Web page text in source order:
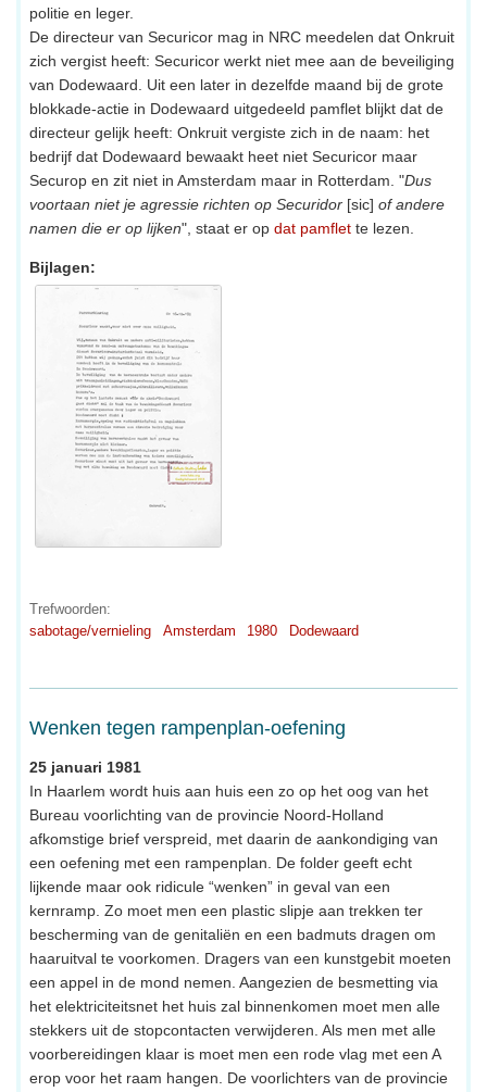
politie en leger.
De directeur van Securicor mag in NRC meedelen dat Onkruit
zich vergist heeft: Securicor werkt niet mee aan de beveiliging
van Dodewaard. Uit een later in dezelfde maand bij de grote
blokkade-actie in Dodewaard uitgedeeld pamflet blijkt dat de
directeur gelijk heeft: Onkruit vergiste zich in de naam: het
bedrijf dat Dodewaard bewaakt heet niet Securicor maar
Securop en zit niet in Amsterdam maar in Rotterdam. "Dus
voortaan niet je agressie richten op Securidor [sic] of andere
namen die er op lijken", staat er op dat pamflet te lezen.
Bijlagen:
Trefwoorden:
sabotage/vernieling
Amsterdam 1980 Dodewaard
Wenken tegen rampenplan-oefening
25 januari 1981
In Haarlem wordt huis aan huis een zo op het oog van het
Bureau voorlichting van de provincie Noord-Holland
afkomstige brief verspreid, met daarin de aankondiging van
een oefening met een rampenplan. De folder geeft echt
lijkende maar ook ridicule “wenken” in geval van een
kernramp. Zo moet men een plastic slipje aan trekken ter
bescherming van de genitaliën en een badmuts dragen om
haaruitval te voorkomen. Dragers van een kunstgebit moeten
een appel in de mond nemen. Aangezien de besmetting via
het elektriciteitsnet het huis zal binnenkomen moet men alle
stekkers uit de stopcontacten verwijderen. Als men met alle
voorbereidingen klaar is moet men een rode vlag met een A
erop voor het raam hangen. De voorlichters van de provincie